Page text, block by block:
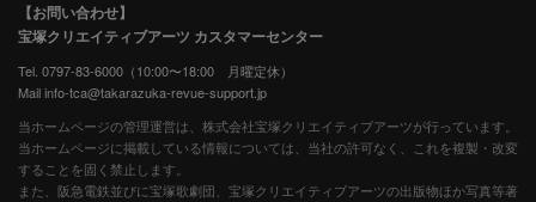
【お問い合わせ】
宝塚クリエイティブアーツ カスタマーセンター
Tel. 0797-83-6000（10:00〜18:00 月曜定休）
Mail info-tca@takarazuka-revue-support.jp
当ホームページの管理運営は、株式会社宝塚クリエイティブアーツが行っています。
当ホームページに掲載している情報については、当社の許可なく、これを複製・改変
することを固く禁止します。
また、阪急電鉄並びに宝塚歌劇団、宝塚クリエイティブアーツの出版物ほか写真等著